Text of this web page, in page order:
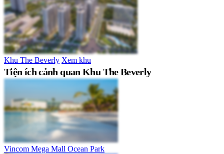
Khu The Beverly Xem khu
Tiện ích cảnh quan Khu The Beverly
Vincom Mega Mall Ocean Park